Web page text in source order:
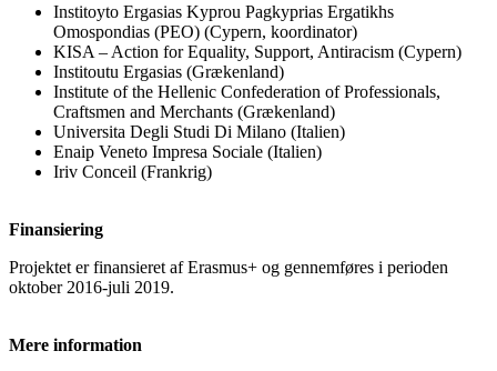
Institoyto Ergasias Kyprou Pagkyprias Ergatikhs
Omospondias (PEO) (Cypern, koordinator)
KISA – Action for Equality, Support, Antiracism (Cypern)
Institoutu Ergasias (Grækenland)
Institute of the Hellenic Confederation of Professionals,
Craftsmen and Merchants (Grækenland)
Universita Degli Studi Di Milano (Italien)
Enaip Veneto Impresa Sociale (Italien)
Iriv Conceil (Frankrig)
Finansiering
Projektet er finansieret af Erasmus+ og gennemføres i perioden
oktober 2016-juli 2019.
Mere information